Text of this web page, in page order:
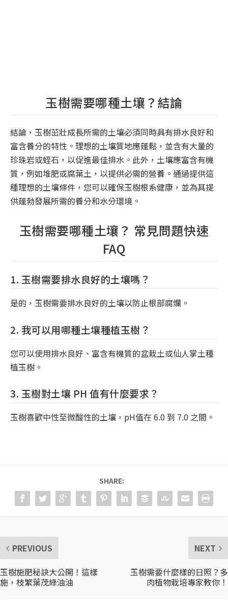
玉樹需要哪種土壤？結論
結論，玉樹茁壯成長所需的土壤必須同時具有排水良好和
富含養分的特性。理想的土壤質地應蓬鬆，並含有大量的
珍珠岩或蛭石，以促進最佳排水。此外，土壤應富含有機
質，例如堆肥或腐葉土，以提供必需的營養。通過提供這
種理想的土壤條件，您可以確保玉樹根系健康，並為其提
供蓬勃發展所需的養分和水分環境。
玉樹需要哪種土壤？ 常見問題快速
FAQ
1. 玉樹需要排水良好的土壤嗎？
是的，玉樹需要排水良好的土壤以防止根部腐爛。
2. 我可以用哪種土壤種植玉樹？
您可以使用排水良好、富含有機質的盆栽土或仙人掌土種
植玉樹。
3. 玉樹對土壤 PH 值有什麼要求？
玉樹喜歡中性至微酸性的土壤，pH值在 6.0 到 7.0 之間。
SHARE:
PREVIOUS
玉樹施肥秘訣大公開！這樣
施，枝繁葉茂綠油油
NEXT
玉樹需要什麼樣的日照？多
肉植物栽培專家教你！